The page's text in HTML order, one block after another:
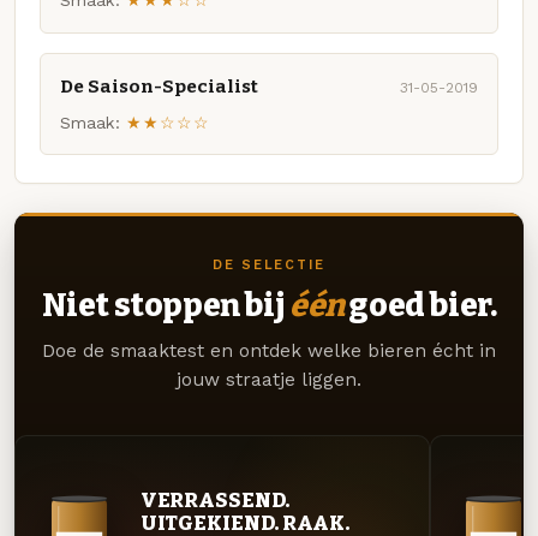
De Saison-Specialist 31-05-2019
Smaak: ★★☆☆☆
DE SELECTIE
Niet stoppen bij ééngoed bier.
Doe de smaaktest en ontdek welke bieren écht in
jouw straatje liggen.
VERRASSEND.
UITGEKIEND. RAAK.